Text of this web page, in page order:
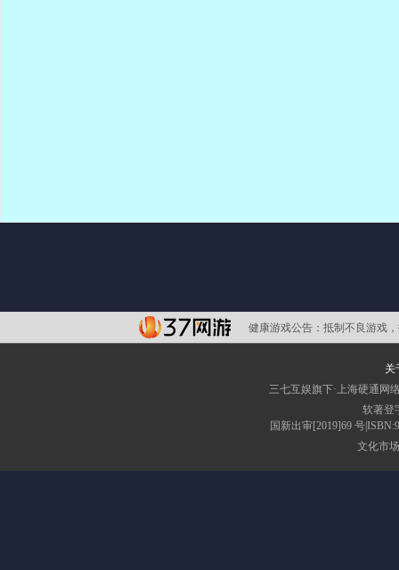
健康游戏公告： 抵制不良游戏
关
三七互娱旗下·上海硬通网
软著登
国新出审[2019]69 号
文化市